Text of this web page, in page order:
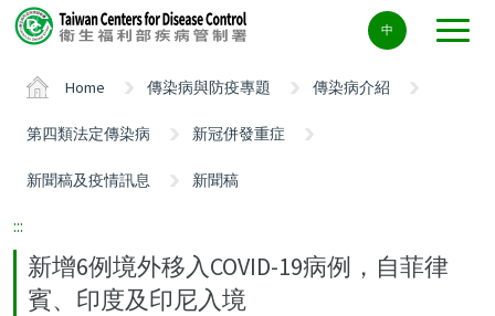
Center
block
中
Home 傳染病與防疫專題 傳染病介紹
第四類法定傳染病 新冠併發重症
新聞稿及疫情訊息 新聞稿
:::
新增6例境外移入COVID-19病例，自菲律
賓、印度及印尼入境